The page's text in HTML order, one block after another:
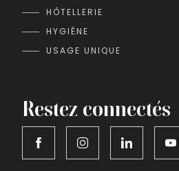
HÔTELLERIE
HYGIÈNE
USAGE UNIQUE
Restez connectés